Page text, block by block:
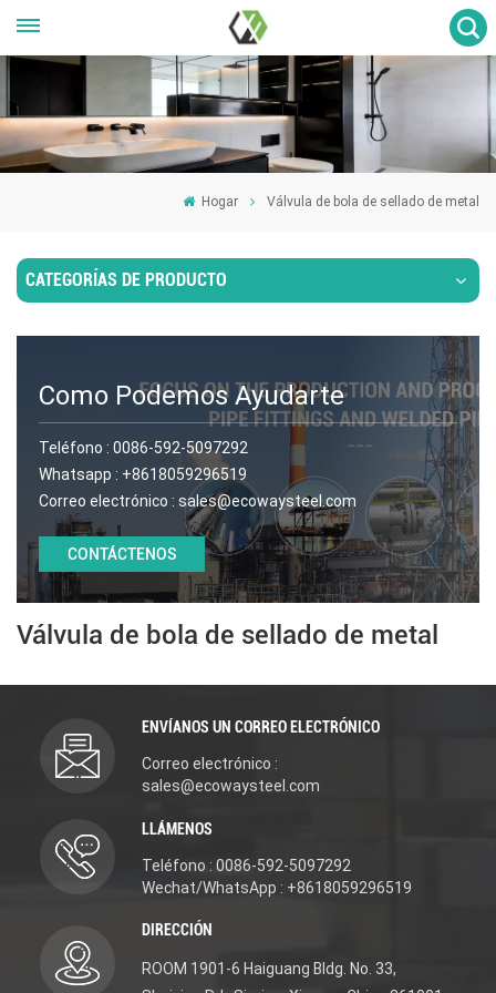
Hogar Válvula de bola de sellado de metal
CATEGORÍAS DE PRODUCTO
Como Podemos Ayudarte
Teléfono : 0086-592-5097292
Whatsapp : +8618059296519
Correo electrónico : sales@ecowaysteel.com
CONTÁCTENOS
Válvula de bola de sellado de metal
ENVÍANOS UN CORREO ELECTRÓNICO
Correo electrónico :
sales@ecowaysteel.com
LLÁMENOS
Teléfono : 0086-592-5097292
Wechat/WhatsApp : +8618059296519
DIRECCIÓN
ROOM 1901-6 Haiguang Bldg. No. 33,